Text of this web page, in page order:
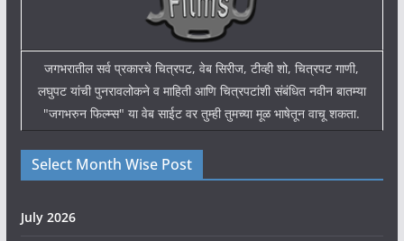
जगभरातील सर्व प्रकारचे चित्रपट, वेब सिरीज, टीव्ही शो, चित्रपट गाणी,
लघुपट यांची पुनरावलोकने व माहिती आणि चित्रपटांशी संबंधित नवीन बातम्या
"जगभरुन फिल्म्स" या वेब साईट वर तुम्ही तुमच्या मूळ भाषेतून वाचू शकता.
Select Month Wise Post
July 2026